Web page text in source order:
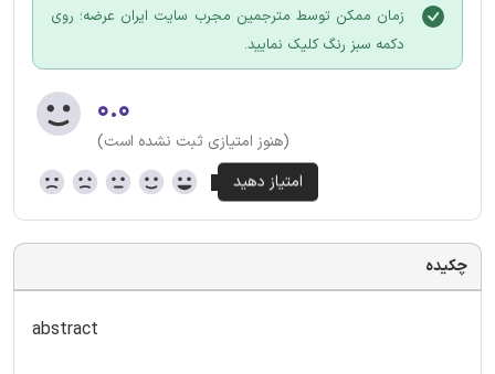
زمان ممکن توسط مترجمین مجرب سایت ایران عرضه؛ روی
دکمه سبز رنگ کلیک نمایید.
۰.۰
(هنوز امتیازی ثبت نشده است)
چکیده
abstract